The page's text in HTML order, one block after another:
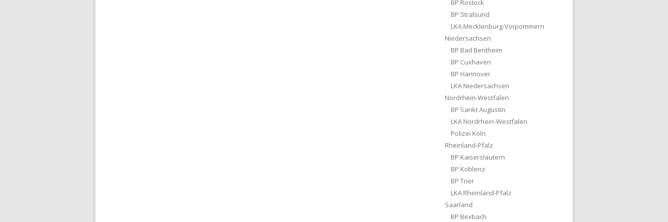
BP Rostock
BP Stralsund
LKA Mecklenburg-Vorpommern
Niedersachsen
BP Bad Bentheim
BP Cuxhaven
BP Hannover
LKA Niedersachsen
Nordrhein-Westfalen
BP Sankt Augustin
LKA Nordrhein-Westfalen
Polizei Köln
Rheinland-Pfalz
BP Kaiserslautern
BP Koblenz
BP Trier
LKA Rheinland-Pfalz
Saarland
BP Bexbach